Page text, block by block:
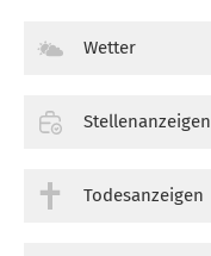
Wetter
Stellenanzeigen
Todesanzeigen